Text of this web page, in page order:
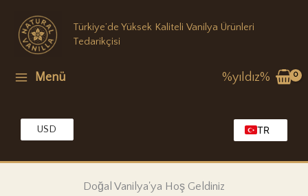
Türkiye’de Yüksek Kaliteli Vanilya Ürünleri
Tedarikçisi
Menü %yıldız%
USD
TR
Doğal Vanilya'ya Hoş Geldiniz